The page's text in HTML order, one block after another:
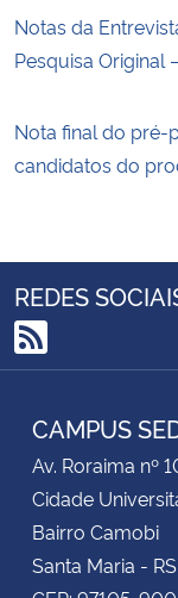
Notas da
Pesquisa Original
Nota final do pré-
candidatos do
REDES
RSS
CAMPUS
Av. Roraima nº
Cidade
Bairro Camobi
Santa Maria - RS